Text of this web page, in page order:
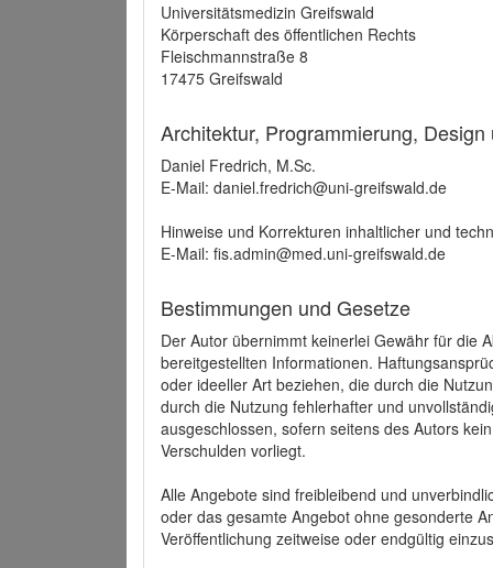
Universitätsmedizin Greifswald
Körperschaft des öffentlichen Rechts
Fleischmannstraße 8
17475 Greifswald
Architektur, Programmierung,
Daniel Fredrich, M.Sc.
E-Mail: daniel.fredrich@uni-greifswald.de
Hinweise und Korrekturen inhaltlicher und
E-Mail: fis.admin@med.uni-greifswald.de
Bestimmungen und Gesetze
Der Autor übernimmt keinerlei Gewähr für die
bereitgestellten Informationen.
oder ideeller Art beziehen, die durch die
durch die Nutzung fehlerhafter und
ausgeschlossen, sofern seitens des Autors
Verschulden vorliegt.
Alle Angebote sind freibleibend und
oder das gesamte Angebot ohne gesonderte
Veröffentlichung zeitweise oder endgültig